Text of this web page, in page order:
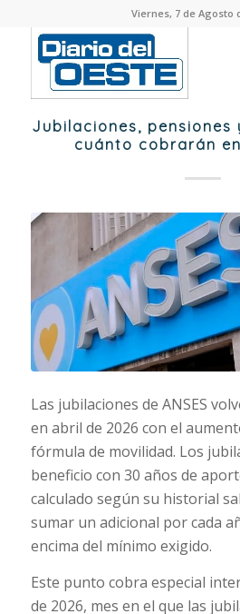
Viernes, 7 de Agosto
Jubilaciones,
cuánto cobrarán
Las jubilaciones de ANSES
en abril de 2026 con el
fórmula de movilidad. Los
beneficio con 30 años de
calculado según su historial
sumar un adicional por cada
encima del mínimo exigido.
Este punto cobra especial
de 2026, mes en el que las